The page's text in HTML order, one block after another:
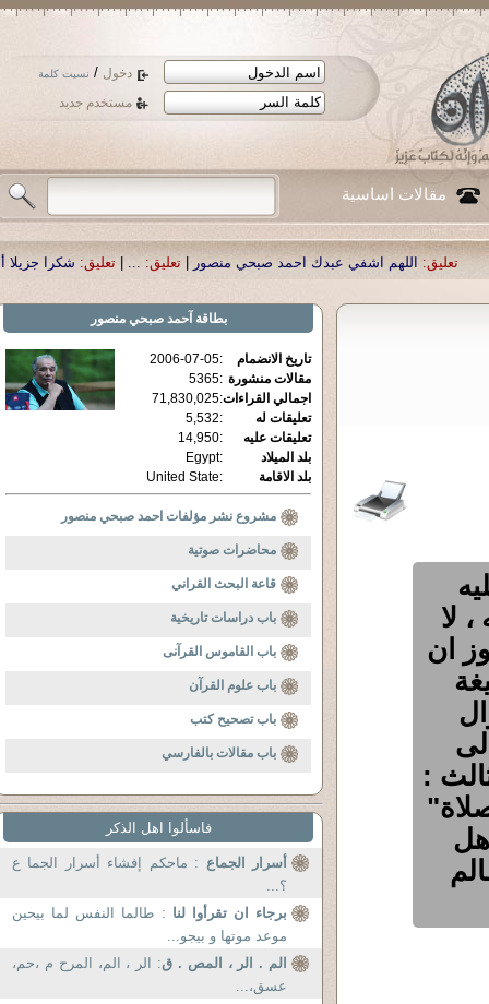
دخول / نسيت كلمة
مستخدم جديد
مقالات اساسية
اشفي عبدك احمد صبحي منصور|تعليق: ...
|تعليق: شكرا جزيلا أستاذ حمد الحمد
لا
ان
:
هل
بطاقة آحمد صبحي منصور
تاريخ الانضمام :
2006-07-05
مقالات منشورة :
5365
اجمالي القراءات:
71,830,025
تعليقات له
:
5,532
تعليقات عليه
:
14,950
بلد الميلاد
:
Egypt
بلد الاقامة
:
United State
مشروع نشر مؤلفات احمد صبحي منصور
محاضرات صوتية
قاعة البحث القراني
باب دراسات تاريخية
باب القاموس القرآنى
باب علوم القرآن
باب تصحيح كتب
باب مقالات بالفارسي
فاسألوا اهل الذكر
أسرار الجماع : ماحكم إفشاء أسرار الجما ع
؟...
برجاء ان تقرأوا لنا : طالما النفس لما بيحين
موعد موتها و بيجو...
الم . الر ، المص . ق: الر ، الم، المرح م ،حم،
عسق،...